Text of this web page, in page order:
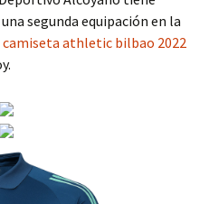
segunda equipación en la
camiseta athletic bilbao 2022